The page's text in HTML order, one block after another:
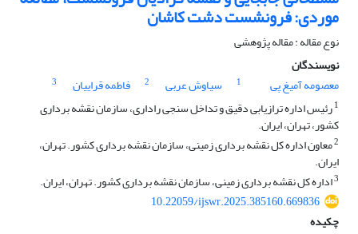
موردی: فرونشست دشت کاشان
نوع مقاله : مقاله پژوهشی
نویسندگان
معصومه آمیغ پی
1 سیاوش عربی 2 فاطمه قراییان
3
1رئیس اداره ترازیابی دقیق و تداخل سنجی راداری، سازمان نقشه برداری
کشور، تهران، ایران.
2معاون اداره کل نقشه برداری زمینی، سازمان نقشه برداری کشور. تهران،
ایران.
3اداره کل نقشه برداری زمینی، سازمان نقشه برداری کشور. تهران، ایران.
10.22059/ijswr.2025.385160.669836
چکیده